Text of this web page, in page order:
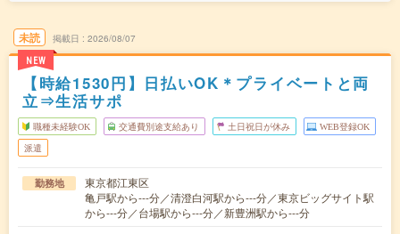
未読
NEW
掲載日 2026/08/07
【時給1530円】日払いOK＊プライベートと両
立⇒生活サポ
職種未経験OK 交通費別途支給あり 土日祝日が休み WEB登録OK
派遣
勤務地
東京都江東区
亀戸駅から---分／清澄白河駅から---分／東京ビッグサイト駅
から---分／台場駅から---分／新豊洲駅から---分